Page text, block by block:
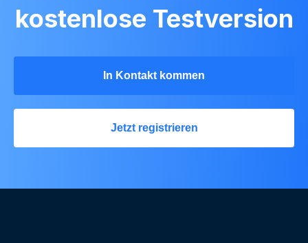
kostenlose Testversion
In Kontakt kommen
Jetzt registrieren